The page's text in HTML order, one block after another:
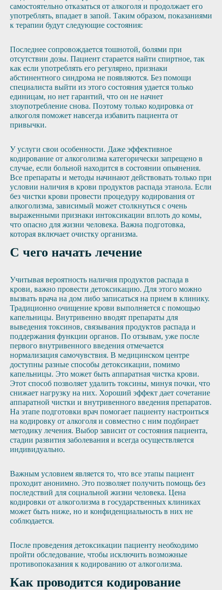
самостоятельно отказаться от алкоголя и продолжает его
употреблять, впадает в запой. Таким образом, показаниями
к терапии будут следующие состояния:
Последнее сопровождается тошнотой, болями при
отсутствии дозы. Пациент старается найти спиртное, так
как если употреблять его регулярно, признаки
абстинентного синдрома не появляются. Без помощи
специалиста выйти из этого состояния удается только
единицам, но нет гарантий, что он не начнет
злоупотребление снова. Поэтому только кодировка от
алкоголя поможет навсегда избавить пациента от
привычки.
У услуги свои особенности. Даже эффективное
кодирование от алкоголизма категорически запрещено в
случае, если больной находится в состоянии опьянения.
Все препараты и методы начинают действовать только при
условии наличия в крови продуктов распада этанола. Если
без чистки крови провести процедуру кодирования от
алкоголизма, зависимый может столкнуться с очень
выраженными признаки интоксикации вплоть до комы,
что опасно для жизни человека. Важна подготовка,
которая включает очистку организма.
С чего начать лечение
Учитывая вероятность наличия продуктов распада в
крови, важно провести детоксикацию. Для этого можно
вызвать врача на дом либо записаться на прием в клинику.
Традиционно очищение крови выполняется с помощью
капельницы. Внутривенно вводят препараты для
выведения токсинов, связывания продуктов распада и
поддержания функции органов. По отзывам, уже после
первого внутривенного введения отмечается
нормализация самочувствия. В медицинском центре
доступны разные способы детоксикации, помимо
капельницы. Это может быть аппаратная чистка крови.
Этот способ позволяет удалить токсины, минуя почки, что
снижает нагрузку на них. Хороший эффект дает сочетание
аппаратной чистки и внутривенного введения препаратов.
На этапе подготовки врач помогает пациенту настроиться
на кодировку от алкоголя и совместно с ним подбирает
методику лечения. Выбор зависит от состояния пациента,
стадии развития заболевания и всегда осуществляется
индивидуально.
Важным условием является то, что все этапы пациент
проходит анонимно. Это позволяет получить помощь без
последствий для социальной жизни человека. Цена
кодировки от алкоголизма в государственных клиниках
может быть ниже, но и конфиденциальность в них не
соблюдается.
После проведения детоксикации пациенту необходимо
пройти обследование, чтобы исключить возможные
противопоказания к кодированию от алкоголизма.
Как проводится кодирование